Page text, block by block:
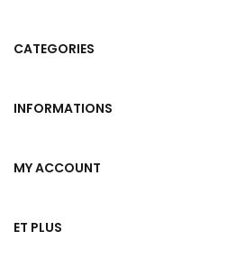
CATEGORIES
INFORMATIONS
MY ACCOUNT
ET PLUS